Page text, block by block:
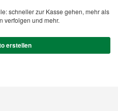
schneller zur Kasse gehen, mehr als
verfolgen und mehr.
erstellen